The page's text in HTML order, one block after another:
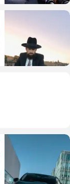
בעולם